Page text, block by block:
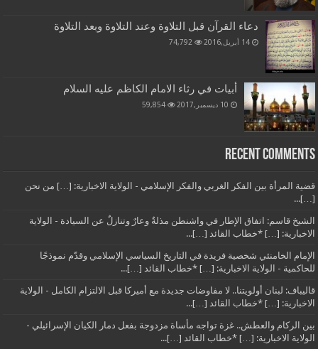
دعاء القرآن قبل التلاوة وعند التلاوة وبعد التلاوة
14 أبريل,2016 74,792
أبيات في رثاء الامام الكاظم عليه السلام
10 ديسمبر,2017 59,854
Recent Comments
قضية المرأة بين الفكر الغربي والفكر الإسلامي - الولاية الاخبارية: […] من نحن
[…]...
الشيخ قاسم: اتفاق الإطار في واشنطن مذلةٌ وعارٌ وتنازلٌ عن السيادة - الولاية
الاخبارية: […] *خطاب القائد […]...
الإمام الخامنئي شخصية فريدة في التاريخ السياسي الإسلامي وقدّم نموذجًا
للحاكمية - الولاية الاخبارية: […] *خطاب القائد […]...
قاليباف: لبنان أولويتنا.. لا مفاوضات جديدة مع أميركا قبل الالتزام الكامل - الولاية
الاخبارية: […] *خطاب القائد […]...
بين الركام والعطش.. غزة تواجه مأساة مزدوجة بفعل دمار الكيان الإسرائيلي -
الولاية الاخبارية: […] *خطاب القائد […]...